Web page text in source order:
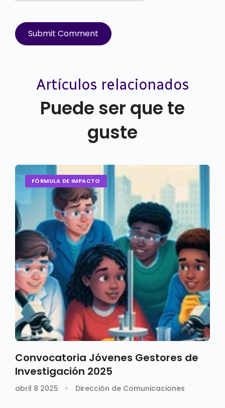
Artículos relacionados
Puede ser que te
guste
FÓRMULA DE IMPACTO
Convocatoria Jóvenes Gestores de
Investigación 2025
abril 8 2025 Dirección de Comunicaciones